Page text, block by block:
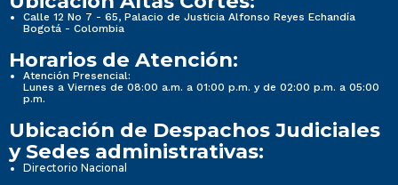
Calle 12 No 7 - 65, Palacio de Justicia Alfonso Reyes Echandía
Bogotá - Colombia
Horarios de Atención:
Atención Presencial:
Lunes a Viernes de 08:00 a.m. a 01:00 p.m. y de 02:00 p.m. a 05:00
p.m.
Ubicación de Despachos Judiciales
y Sedes administrativas:
Directorio Nacional